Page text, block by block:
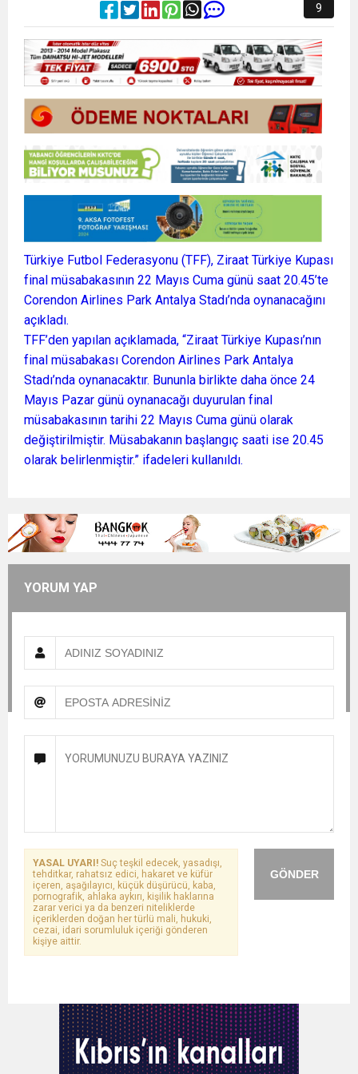
9
Türkiye Futbol Federasyonu (TFF), Ziraat Türkiye Kupası
final müsabakasının 22 Mayıs Cuma günü saat 20.45’te
Corendon Airlines Park Antalya Stadı’nda oynanacağını
açıkladı.
TFF’den yapılan açıklamada, “Ziraat Türkiye Kupası’nın
final müsabakası Corendon Airlines Park Antalya
Stadı’nda oynanacaktır. Bununla birlikte daha önce 24
Mayıs Pazar günü oynanacağı duyurulan final
müsabakasının tarihi 22 Mayıs Cuma günü olarak
değiştirilmiştir. Müsabakanın başlangıç saati ise 20.45
olarak belirlenmiştir.” ifadeleri kullanıldı.
YORUM YAP
GÖNDER
YASAL UYARI! Suç teşkil edecek, yasadışı,
tehditkar, rahatsız edici, hakaret ve küfür
içeren, aşağılayıcı, küçük düşürücü, kaba,
pornografik, ahlaka aykırı, kişilik haklarına
zarar verici ya da benzeri niteliklerde
içeriklerden doğan her türlü mali, hukuki,
cezai, idari sorumluluk içeriği gönderen
kişiye aittir.